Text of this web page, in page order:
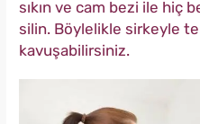
sıkın ve cam bezi ile hiç
silin. Böylelikle sirkeyle
kavuşabilirsiniz.